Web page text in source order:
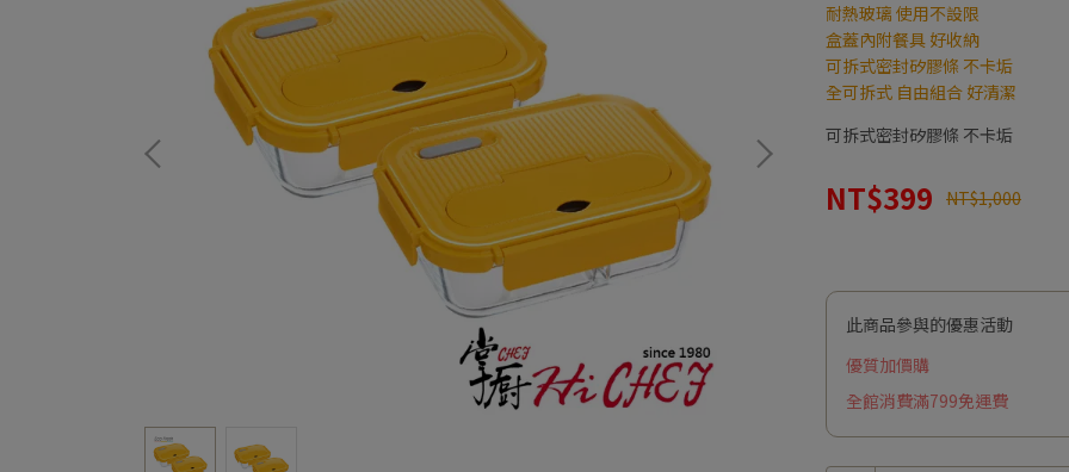
耐熱玻璃 使用不設限
盒蓋內附餐具 好收納
可拆式密封矽膠條 不卡垢
全可拆式 自由組合 好清潔
可拆式密封矽膠條 不卡垢
NT$399 NT$1,000
此商品參與的優惠活動
優質加價購
全館消費滿799免運費